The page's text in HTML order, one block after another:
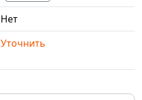
Нет
Уточнить